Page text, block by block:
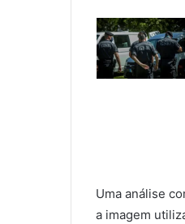
Uma análise
a imagem